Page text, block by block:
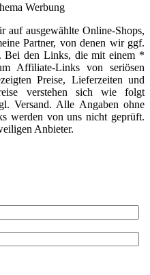
Werbung
auf ausgewählte Online-Shops,
Partner, von denen wir ggf.
Bei den Links, die mit einem *
Affiliate-Links von seriösen
Preise, Lieferzeiten und
verstehen sich wie folgt
Versand. Alle Angaben ohne
werden von uns nicht geprüft.
Anbieter.